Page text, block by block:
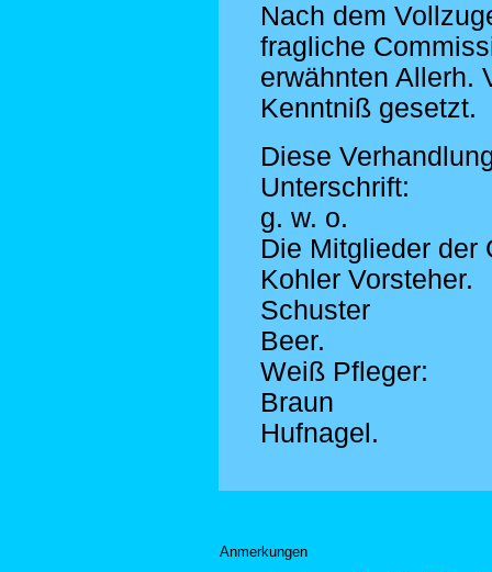
Nach dem
fragliche
erwähnten Allerh.
Kenntniß gesetzt.
Diese
Unterschrift:
g. w. o.
Die Mitglieder der
Kohler Vorsteher.
Schuster
Beer.
Weiß Pfleger:
Braun
Hufnagel.
Anmerkungen